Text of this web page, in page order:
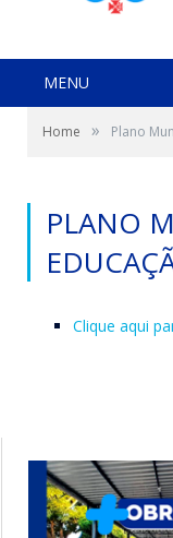
MENU
Home » Plano
PLANO
Clique aqui